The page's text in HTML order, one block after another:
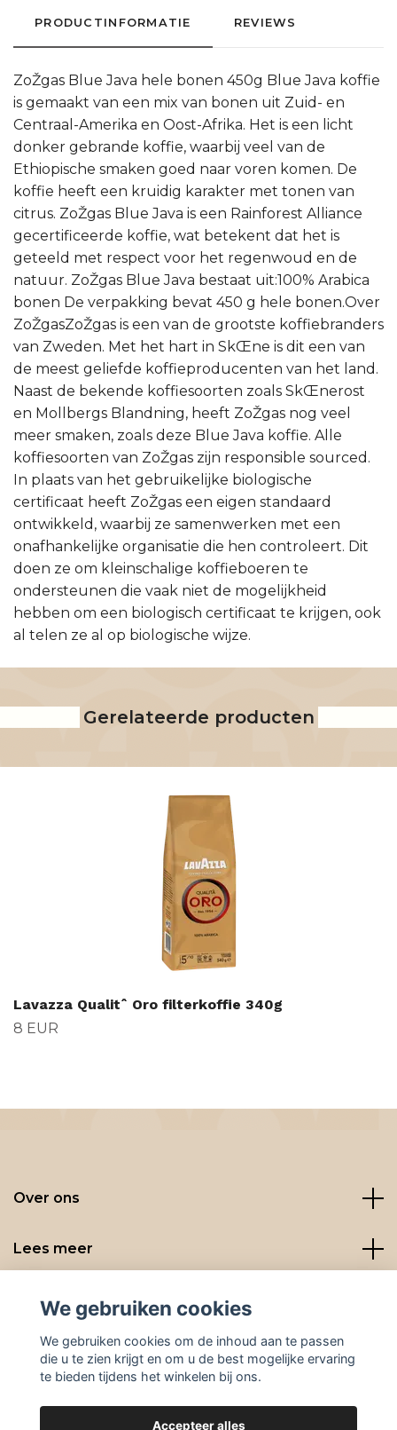
PRODUCTINFORMATIE REVIEWS
ZoŽgas Blue Java hele bonen 450g Blue Java koffie
is gemaakt van een mix van bonen uit Zuid- en
Centraal-Amerika en Oost-Afrika. Het is een licht
donker gebrande koffie, waarbij veel van de
Ethiopische smaken goed naar voren komen. De
koffie heeft een kruidig karakter met tonen van
citrus. ZoŽgas Blue Java is een Rainforest Alliance
gecertificeerde koffie, wat betekent dat het is
geteeld met respect voor het regenwoud en de
natuur. ZoŽgas Blue Java bestaat uit:100% Arabica
bonen De verpakking bevat 450 g hele bonen.Over
ZoŽgasZoŽgas is een van de grootste koffiebranders
van Zweden. Met het hart in SkŒne is dit een van
de meest geliefde koffieproducenten van het land.
Naast de bekende koffiesoorten zoals SkŒnerost
en Mollbergs Blandning, heeft ZoŽgas nog veel
meer smaken, zoals deze Blue Java koffie. Alle
koffiesoorten van ZoŽgas zijn responsible sourced.
In plaats van het gebruikelijke biologische
certificaat heeft ZoŽgas een eigen standaard
ontwikkeld, waarbij ze samenwerken met een
onafhankelijke organisatie die hen controleert. Dit
doen ze om kleinschalige koffieboeren te
ondersteunen die vaak niet de mogelijkheid
hebben om een biologisch certificaat te krijgen, ook
al telen ze al op biologische wijze.
Gerelateerde producten
Lavazza Qualitˆ Oro filterkoffie 340g
8 EUR
Over ons
Lees meer
Social media
We gebruiken cookies
We gebruiken cookies om de inhoud aan te passen
die u te zien krijgt en om u de best mogelijke ervaring
te bieden tijdens het winkelen bij ons.
Accepteer alles